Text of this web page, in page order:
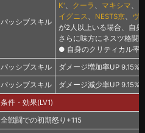
パッシブスキル
K'、 クーラ 、 マキシマ、
イグニス、 NESTS京、 ヴ
が2人以上いる場合、自
さらに味方にネスツ格闘
● 自身のクリティカル率
パッシブスキル ダメージ増加率UP 9.15%
パッシブスキル ダメージ減少率UP 9.15%
条件・効果(LV1)
全戦闘での初期怒り+115